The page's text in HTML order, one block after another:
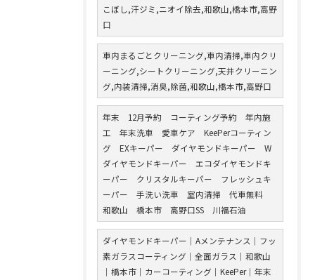
こぼし,汗ジミ,ニオイ除去,和歌山,橋本市,高野
口
車内まるごとクリーニング,車内清掃,車内クリ
ーニング,シートクリーニング,天井クリーニン
グ,内装清掃,消臭,除菌,和歌山,橋本市,高野口
年末 12月予約 コーティング予約 年内施
工 年末洗車 愛車ケア KeePerコーティン
グ EXキーパー ダイヤモンドキーパー W
ダイヤモンドキーパー エコダイヤモンドキ
ーパー クリスタルキーパー フレッシュキ
ーパー 手洗い洗車 室内清掃 代車無料
和歌山 橋本市 高野口SS 川福石油
ダイヤモンドキーパー｜Aメンテナンス｜フッ
素ガラスコーティング｜全面ガラス｜和歌山
｜橋本市｜カーコーティング｜KeePer｜年末